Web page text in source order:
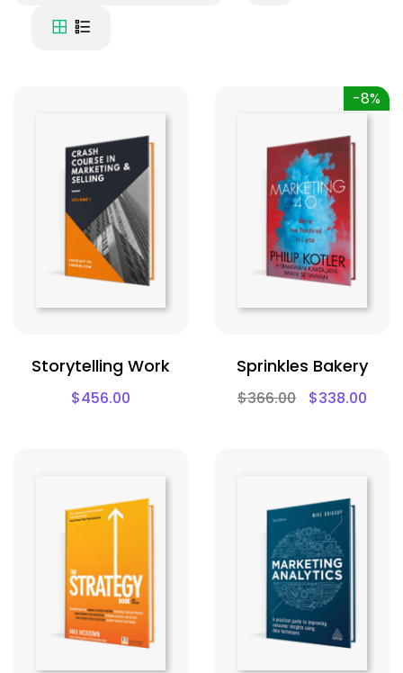
Storytelling Work
$456.00
-8%
Sprinkles Bakery
$366.00 $338.00